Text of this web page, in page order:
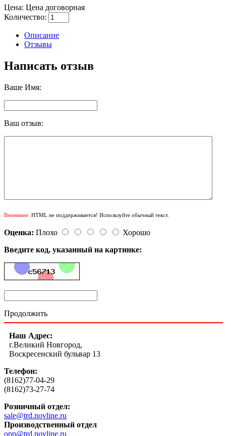
Цена: Цена договорная
Количество:
Описание
Отзывы
Написать отзыв
Ваше Имя:
Ваш отзыв:
Внимание: HTML не поддерживается! Используйте обычный текст.
Оценка: Плохо
Хорошо
Введите код, указанный на картинке:
Продолжить
Наш Адрес:
г.Великий Новгород,
Воскресенский бульвар 13
Телефон:
(8162)77-04-29
(8162)73-27-74
Розничный отдел:
sale@trd.novline.ru
Производственный отдел
opp@trd.novline.ru